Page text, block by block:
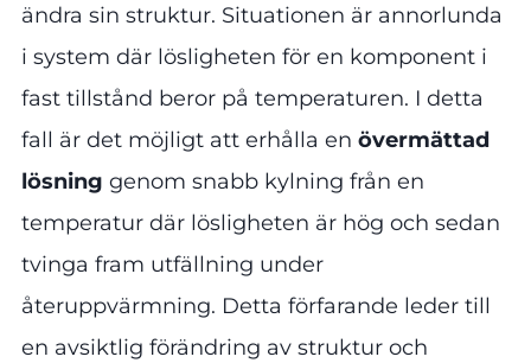
ändra sin struktur. Situationen är annorlunda
i system där lösligheten för en komponent i
fast tillstånd beror på temperaturen. I detta
fall är det möjligt att erhålla en övermättad
lösning genom snabb kylning från en
temperatur där lösligheten är hög och sedan
tvinga fram utfällning under
återuppvärmning. Detta förfarande leder till
en avsiktlig förändring av struktur och